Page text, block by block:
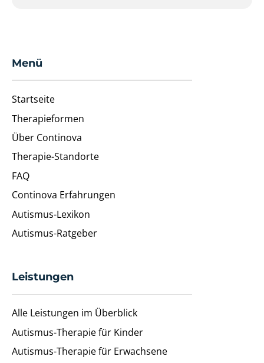
Menü
Startseite
Therapieformen
Über Continova
Therapie-Standorte
FAQ
Continova Erfahrungen
Autismus-Lexikon
Autismus-Ratgeber
Leistungen
Alle Leistungen im Überblick
Autismus-Therapie für Kinder
Autismus-Therapie für Erwachsene